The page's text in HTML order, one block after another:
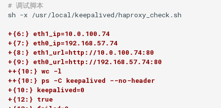
如何解决 Docker容器中文乱
码？
如何自定义带有Windows字体
的Docker镜像？
Docker build镜像 cache的副
作用
Samba 配置共享
hostnamectl 命令
parted 命令
CentOS 7 开机运行脚本
CentOS 7 命令自动补齐
如何使用 Docker-Compose
部署 Django 项目？
如何使用 Docker-Compose
部署 FTP 服务？
如何使用 Docker-Compose
编排 Nodejs 项目？
XenServer 6.5 更新补丁
Windows Server 2008R2 配置
Hyper-V
NFS存储超时导致XenServer
重启
Nginx 反向代理与负载均衡
Nginx 配置 SSL
Nginx location指令
Nginx rewrite指令
Nginx gzip 压缩
have equal MySQL server
UUIDs
使用 Shell 批量更改 Mysql表
名
使用 phpMyAdmin 查询
Mysql
Remmina 连接VNC远程桌面
如何退出 telnet 会话？
Ubuntu 14.04 安装字体
Ubuntu 使用VMware Player
Zabbix Appliance
Zabbix Agent
Intel XEON L/E/X/W 系列区
别
测试 iDRAC6(7) 远程控制卡
# 调试脚本
sh -x /usr/local/keepalived/haproxy_check.sh
+{6:} eth1_ip=10.0.100.74
+{7:} eth0_ip=192.168.57.74
+{8:} eth1_url=http://10.0.100.74:80
+{9:} eth0_url=http://192.168.57.74:80
++{10:} wc -l
++{10:} ps -C keepalived --no-header
+{10:} keepalived=0
+{12:} true